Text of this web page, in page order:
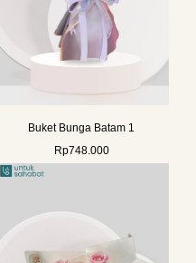
Buket Bunga Batam 1
Rp748.000